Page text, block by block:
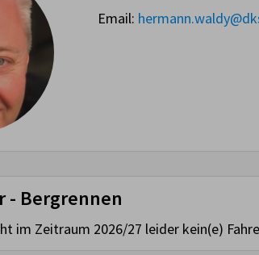
Email:
- Bergrennen
im Zeitraum 2026/27 leider kein(e)